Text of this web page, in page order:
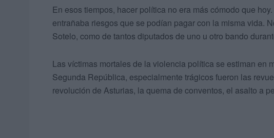
En esos tiempos, hacer política no era más cómodo que
entrañaba riesgos que se podían pagar con la misma vida.
Sotelo, como de tantos diputados de uno u otro bando
Las víctimas mortales de la violencia política se estiman en
Segunda República, especialmente trágicos fueron las
revolución de Asturias, la quema de conventos, el asalto a